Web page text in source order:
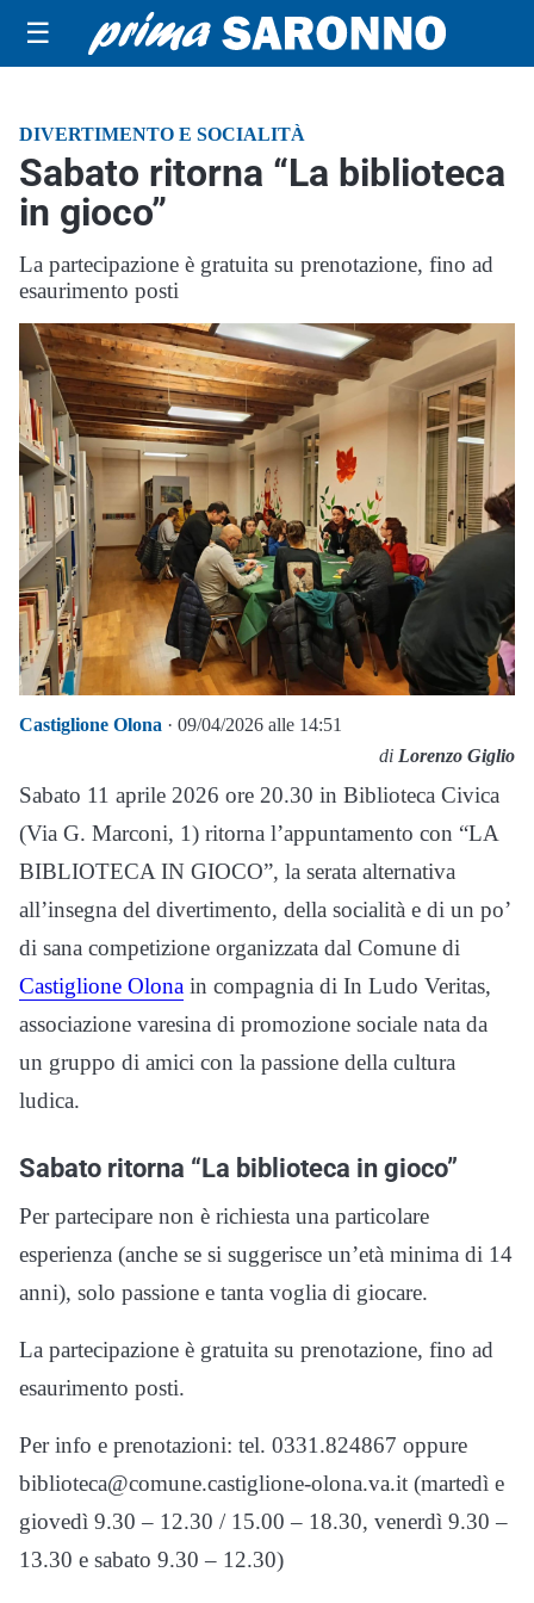
☰
DIVERTIMENTO E SOCIALITÀ
Sabato ritorna “La biblioteca
in gioco”
La partecipazione è gratuita su prenotazione, fino ad
esaurimento posti
Castiglione Olona · 09/04/2026 alle 14:51
di Lorenzo Giglio
Sabato 11 aprile 2026 ore 20.30 in Biblioteca Civica
(Via G. Marconi, 1) ritorna l’appuntamento con “LA
BIBLIOTECA IN GIOCO”, la serata alternativa
all’insegna del divertimento, della socialità e di un po’
di sana competizione organizzata dal Comune di
Castiglione Olona in compagnia di In Ludo Veritas,
associazione varesina di promozione sociale nata da
un gruppo di amici con la passione della cultura
ludica.
Sabato ritorna “La biblioteca in gioco”
Per partecipare non è richiesta una particolare
esperienza (anche se si suggerisce un’età minima di 14
anni), solo passione e tanta voglia di giocare.
La partecipazione è gratuita su prenotazione, fino ad
esaurimento posti.
Per info e prenotazioni: tel. 0331.824867 oppure
biblioteca@comune.castiglione-olona.va.it (martedì e
giovedì 9.30 – 12.30 / 15.00 – 18.30, venerdì 9.30 –
13.30 e sabato 9.30 – 12.30)